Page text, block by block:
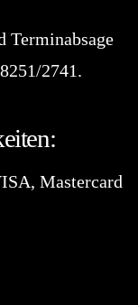
Terminabsage
2741.
Mastercard